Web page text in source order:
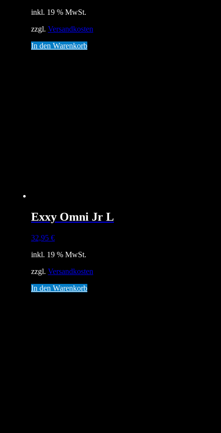
inkl. 19 % MwSt.
zzgl. Versandkosten
In den Warenkorb
Exxy Omni Jr L
32,95 €
inkl. 19 % MwSt.
zzgl. Versandkosten
In den Warenkorb